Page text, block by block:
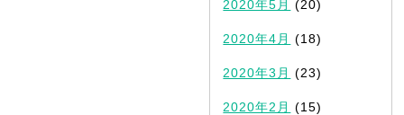
2020年5月 (20)
2020年4月 (18)
2020年3月 (23)
2020年2月 (15)